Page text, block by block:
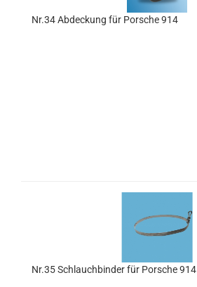
Nr.34 Abdeckung für Porsche 914
Nr.35 Schlauchbinder für Porsche 914